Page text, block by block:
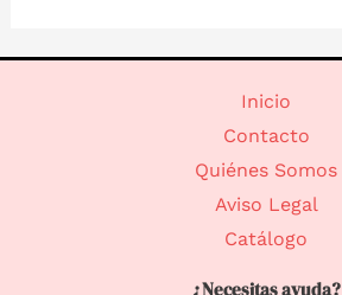
Inicio
Contacto
Quiénes Somos
Aviso Legal
Catálogo
¿Necesitas ayuda?